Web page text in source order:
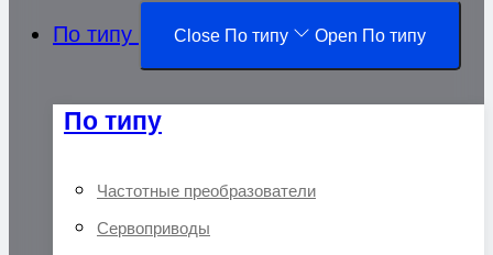
По типу Close По типу Open По типу
По типу
Частотные преобразователи
Сервоприводы